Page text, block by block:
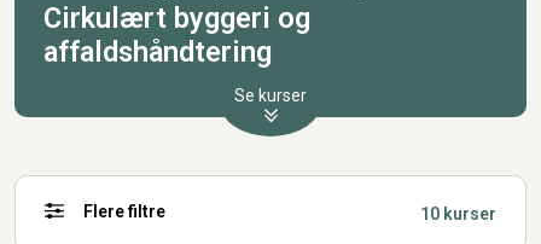
Cirkulært byggeri og
affaldshåndtering
Se kurser
Flere filtre 10 kurser